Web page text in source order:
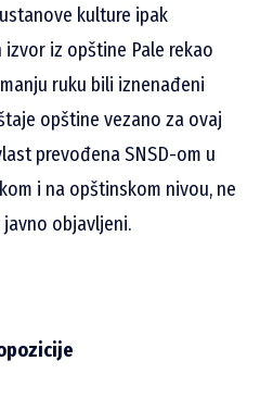
kulture ipak
iz opštine Pale rekao
ruku bili iznenađeni
opštine vezano za ovaj
prevođena SNSD-om u
i na opštinskom nivou, ne
objavljeni.